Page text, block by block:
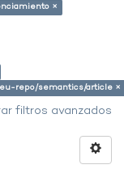
×
repo/semantics/article ×
filtros avanzados